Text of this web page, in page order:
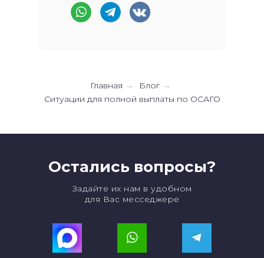
Главная → Блог →
Ситуации для полной выплаты по ОСАГО
Остались вопросы?
Задайте их нам в удобном
для Вас месседжере